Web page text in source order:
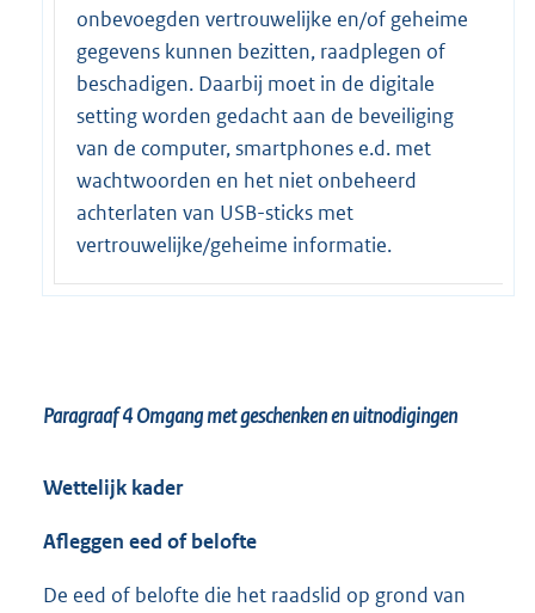
onbevoegden vertrouwelijke en/of geheime
gegevens kunnen bezitten, raadplegen of
beschadigen. Daarbij moet in de digitale
setting worden gedacht aan de beveiliging
van de computer, smartphones e.d. met
wachtwoorden en het niet onbeheerd
achterlaten van USB-sticks met
vertrouwelijke/geheime informatie.
Paragraaf 4Omgang met geschenken en uitnodigingen
Wettelijk kader
Afleggen eed of belofte
De eed of belofte die het raadslid op grond van